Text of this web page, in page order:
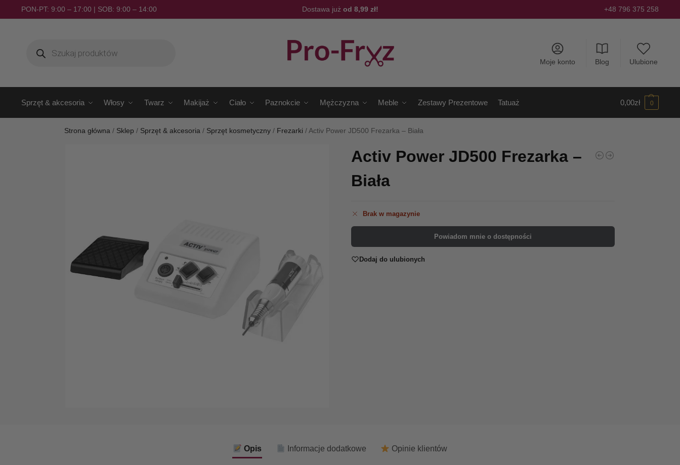
PON-PT: 9:00 – 17:00 | SOB: 9:00 – 14:00 Dostawa już od 8,99 zł! +48 796 375 258
Moje konto Blog Ulubione
Sprzęt & akcesoria Włosy Twarz Makijaż Ciało Paznokcie Mężczyzna Meble Zestawy Prezentowe Tatuaż 0,00zł 0
Strona główna / Sklep / Sprzęt & akcesoria / Sprzęt kosmetyczny / Frezarki /Activ Power JD500 Frezarka – Biała
Activ Power JD500 Frezarka –
Biała
Brak w magazynie
Powiadom mnie o dostępności
Dodaj do ulubionych
Opis Informacje dodatkowe Opinie klientów